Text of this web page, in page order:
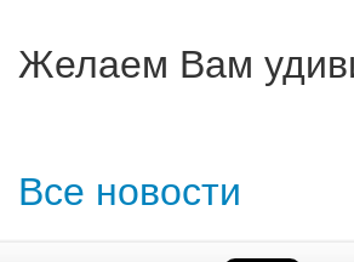
Желаем Вам
Все новости